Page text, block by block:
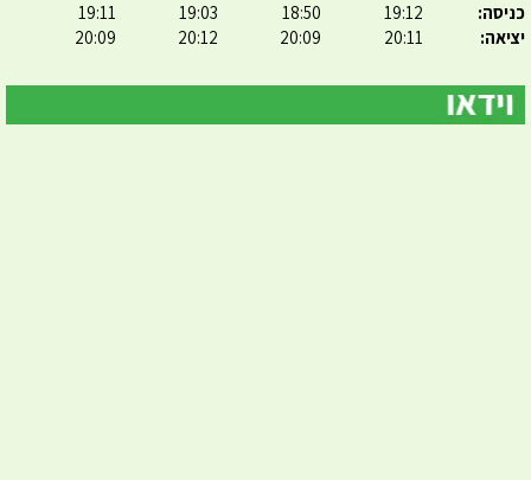
כניסה:
יציאה:
19:12
20:11
18:50
20:09
19:03
20:12
19:11
20:09